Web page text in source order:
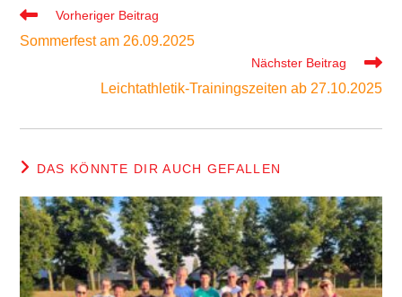
Weitere
ansehen
Vorheriger Beitrag
Sommerfest am 26.09.2025
Nächster Beitrag
Leichtathletik-Trainingszeiten ab 27.10.2025
DAS KÖNNTE DIR AUCH GEFALLEN